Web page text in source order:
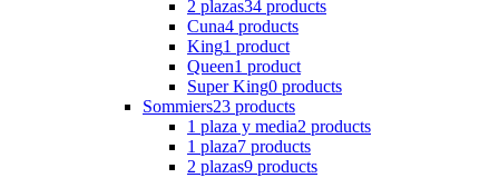
2 plazas34 products
Cuna4 products
King1 product
Queen1 product
Super King0 products
Sommiers23 products
1 plaza y media2 products
1 plaza7 products
2 plazas9 products